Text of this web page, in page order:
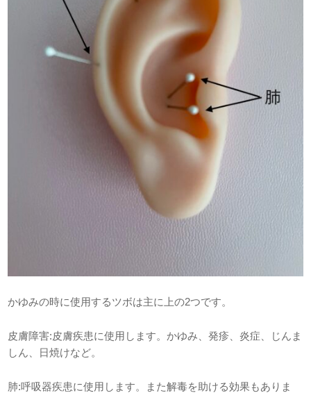
かゆみの時に使用するツボは主に上の2つです。
皮膚障害:皮膚疾患に使用します。かゆみ、発疹、炎症、じんま
しん、日焼けなど。
肺:呼吸器疾患に使用します。また解毒を助ける効果もありま